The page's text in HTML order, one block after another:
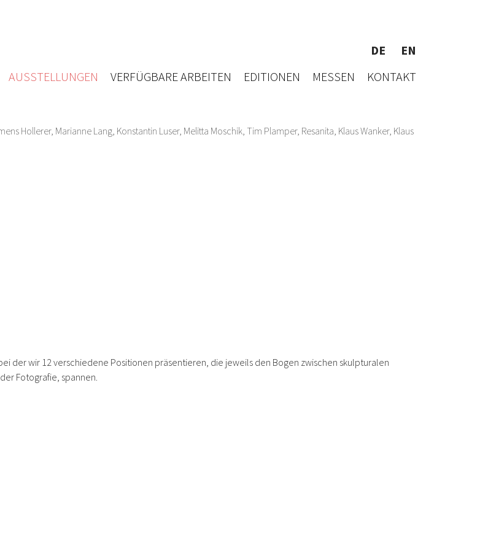
DE
EN
AUSSTELLUNGEN VERFÜGBARE ARBEITEN EDITIONEN MESSEN KONTAKT
Hollerer, Marianne Lang, Konstantin Luser, Melitta Moschik, Tim Plamper, Resanita, Klaus Wanker, Klaus
der wir 12 verschiedene Positionen präsentieren, die jeweils den Bogen zwischen skulpturalen
Fotografie, spannen.